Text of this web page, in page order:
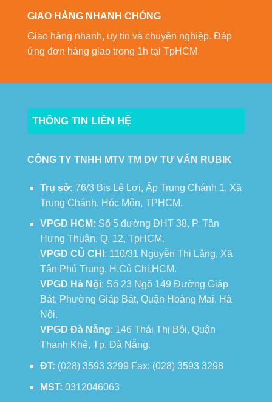
GIAO HÀNG NHANH CHÓNG
Giao hàng nhanh, uy tín và chuyên nghiệp. Đáp
ứng đơn hàng giao trong 1h tại TpHCM
THÔNG TIN LIÊN HỆ
CÔNG TY TNHH MTV TM DV TƯ VẤN RUBIK
Trụ sở: 76/3 Bis Lê Lợi, Ấp Trung Chánh 1, Xã
Trung Chánh, Hóc Môn, TPHCM.
VPGD HCM: Số 5 đường ĐHT 38, P. Tân
Hưng Thuận, Q. 12, TpHCM.
VPGD CỦ CHI : 110/31 Nguyễn Thị Lắng, Xã
Tân Phú Trung, H.Củ Chi,HCM.
VPGD Hà Nội: Số 23 Ngõ 149 Đường Giáp
Bát, Phường Giáp Bát, Quận Hoàng Mai, Hà
Nội.
VPGD Đà Nẵng: 146 Thái Thị Bôi, Quận
Thanh Khê, Tp. Đà Nẵng.
ĐT: (028) 3593 3299 Fax: (028) 3593 3298
MST: 0312046063